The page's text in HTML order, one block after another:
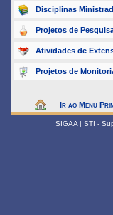
Disciplinas
Projetos de
Atividades de
Projetos de
Ir ao Menu
SIGAA | STI -